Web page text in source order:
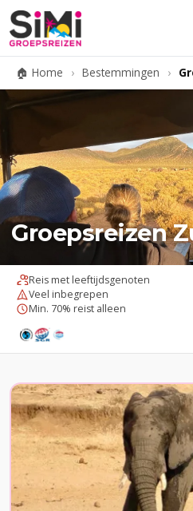
🏠 Home › Bestemmingen ›
Groepsreizen
Reis met leeftijdsgenoten
Veel inbegrepen
Min. 70% reist alleen